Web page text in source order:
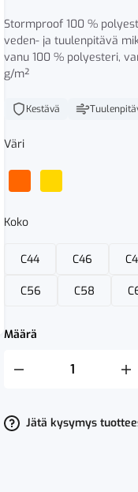
Stormproof 100 %
veden- ja tuulenpitävä
vanu 100 % polyesteri,
g/m²
Kestävä
Väri
Koko
C44 C46
C56 C58
Määrä
Fristads
määräJätä kysymys